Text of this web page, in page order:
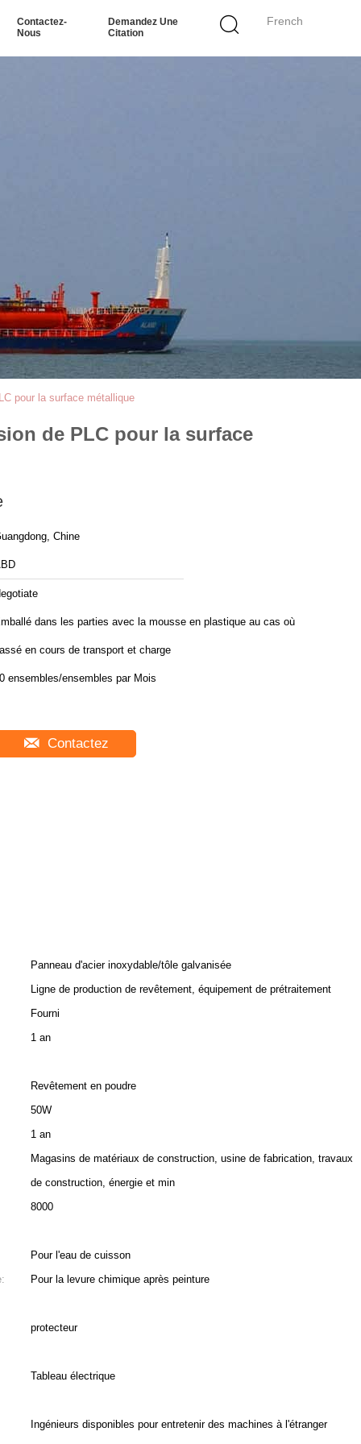
French
Contactez-
Nous
Demandez Une
Citation
pour la surface métallique
de PLC pour la surface
Chine
dans les parties avec la mousse en plastique au cas où
en cours de transport et charge
30 ensembles/ensembles par Mois
Contactez
Panneau d'acier inoxydable/tôle galvanisée
Ligne de production de revêtement, équipement de prétraitement
Fourni
1 an
Revêtement en poudre
50W
1 an
Magasins de matériaux de construction, usine de fabrication, travaux
de construction, énergie et min
8000
Pour l'eau de cuisson
Pour la levure chimique après peinture
protecteur
Tableau électrique
Ingénieurs disponibles pour entretenir des machines à l'étranger